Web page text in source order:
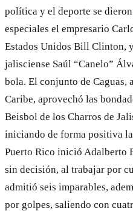
política y el deporte se
especiales el empresario
Estados Unidos Bill Clinton,
jalisciense Saúl “Canelo”
bola. El conjunto de Caguas,
Caribe, aprovechó las
Beisbol de los Charros de
iniciando de forma positiva
Puerto Rico inició Adalberto
sin decisión, al trabajar por
admitió seis imparables,
por golpes, saliendo con